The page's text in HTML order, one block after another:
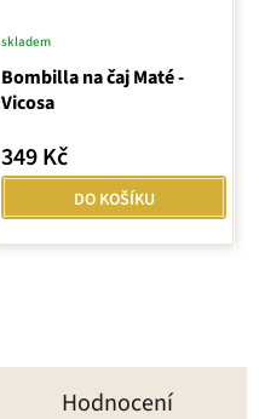
Bombilla na čaj Maté -
Vicosa
skladem
349 Kč
DO KOŠÍKU
Hodnocení